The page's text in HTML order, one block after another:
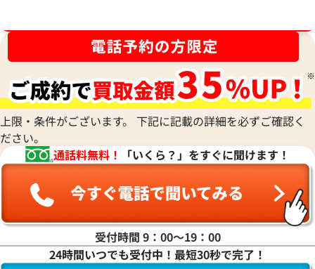
参考買取価格
43,000
2026年4月17日時
上限・条件がございます。 下記に記載の詳細を必ずご確認く
ださい。
通話料無料！
「いくら？」をすぐに聞けます！
受付時間 9：00〜19：00
24時間いつでも受付中！最短30秒で完了！